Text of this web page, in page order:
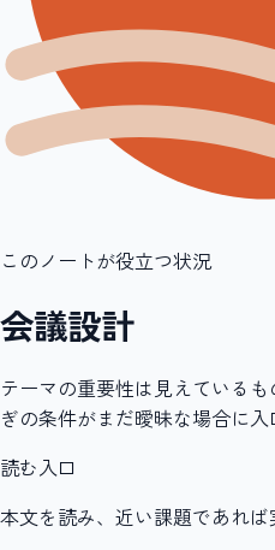
このノートが役立つ状況
会議設計
テーマの重要性は見えている
ぎの条件がまだ曖昧な場合に入
読む入口
本文を読み、近い課題であれば